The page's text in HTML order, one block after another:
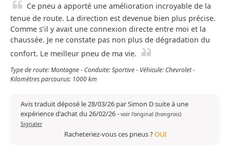
Ce pneu a apporté une amélioration incroyable de la
tenue de route. La direction est devenue bien plus précise.
Comme s’il y avait une connexion directe entre moi et la
chaussée. Je ne constate pas non plus de dégradation du
confort. Le meilleur pneu de ma vie.
Type de route: Montagne - Conduite: Sportive - Véhicule: Chevrolet -
Kilomètres parcourus: 1000 km
Avis traduit déposé le 28/03/26 par Simon D suite à une
expérience d'achat du 26/02/26- voir l'original (hongrois)
Signaler
Racheteriez-vous ces pneus ?OUI